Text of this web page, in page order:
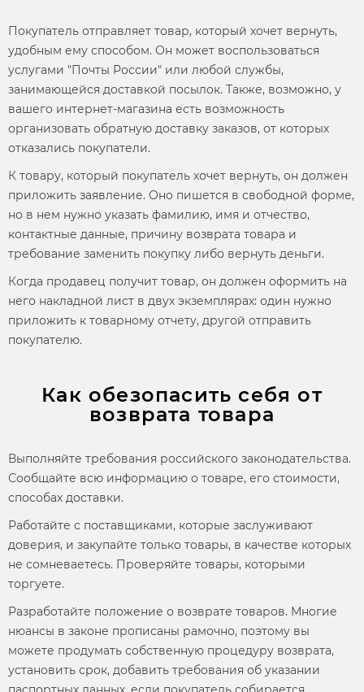
Покупатель отправляет товар, который хочет вернуть,
удобным ему способом. Он может воспользоваться
услугами "Почты России" или любой службы,
занимающейся доставкой посылок. Также, возможно, у
вашего интернет-магазина есть возможность
организовать обратную доставку заказов, от которых
отказались покупатели.
К товару, который покупатель хочет вернуть, он должен
приложить заявление. Оно пишется в свободной форме,
но в нем нужно указать фамилию, имя и отчество,
контактные данные, причину возврата товара и
требование заменить покупку либо вернуть деньги.
Когда продавец получит товар, он должен оформить на
него накладной лист в двух экземплярах: один нужно
приложить к товарному отчету, другой отправить
покупателю.
Как обезопасить себя от
возврата товара
Выполняйте требования российского законодательства.
Сообщайте всю информацию о товаре, его стоимости,
способах доставки.
Работайте с поставщиками, которые заслуживают
доверия, и закупайте только товары, в качестве которых
не сомневаетесь. Проверяйте товары, которыми
торгуете.
Разработайте положение о возврате товаров. Многие
нюансы в законе прописаны рамочно, поэтому вы
можете продумать собственную процедуру возврата,
установить срок, добавить требования об указании